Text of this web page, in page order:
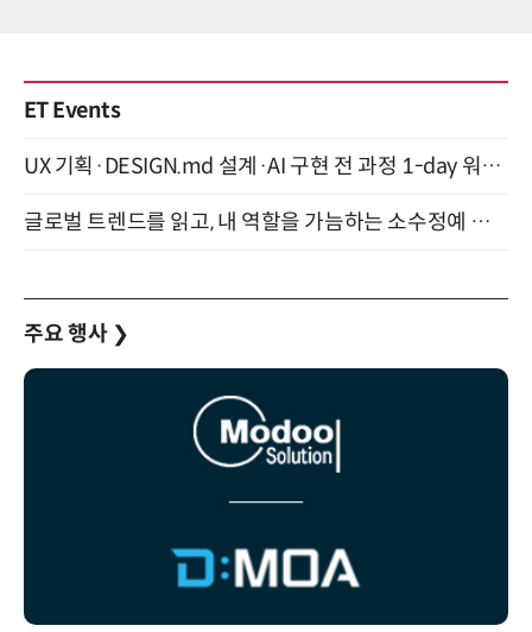
ET Events
UX 기획·DESIGN.md 설계·AI 구현 전 과정 1-day 워크숍 with Claude Code·Codex 9월 15일 개최
글로벌 트렌드를 읽고, 내 역할을 가늠하는 소수정예 실습 워크숍 (8/28)
주요 행사 ❯